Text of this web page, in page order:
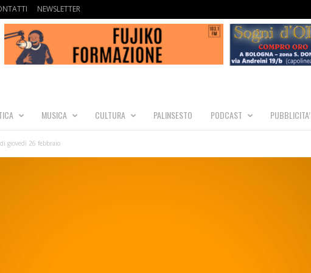
NEWSLETTER
MUSICA CULTURA PALINSESTO PODCAST PUBBLICITA’
giovedì 26 febbraio